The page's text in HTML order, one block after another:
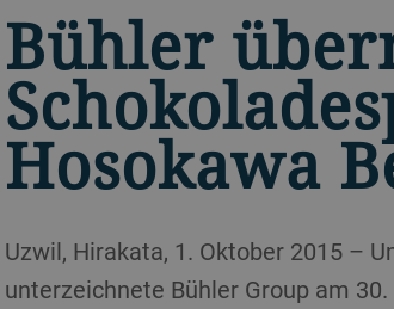
Bühler
Hosokawa
Uzwil, Hirakata, 1. Oktober 2015 –
unterzeichnete Bühler Group am